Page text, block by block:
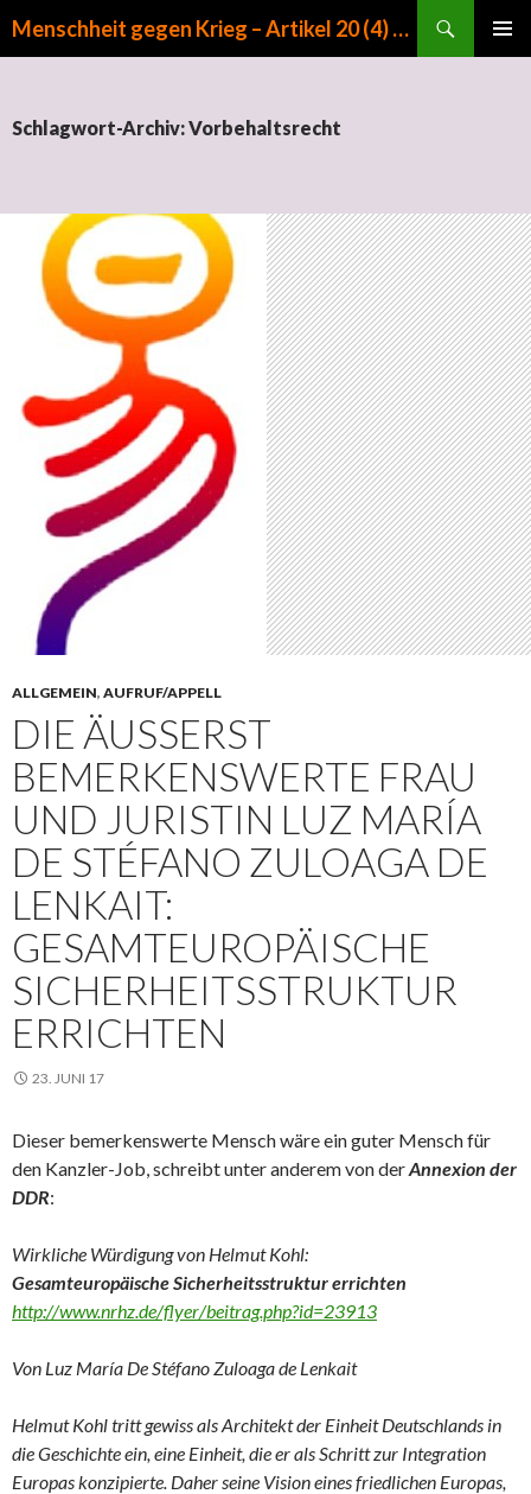
Menschheit gegen Krieg – Artikel 20 (4) GG
Schlagwort-Archiv: Vorbehaltsrecht
ALLGEMEIN, AUFRUF/APPELL
DIE ÄUSSERST B
EMERKENSWERTE FRAU U
ND JURISTIN LUZ MARÍA D
E STÉFANO ZULOAGA DE L
ENKAIT: G
ESAMTEUROPÄISCHE S
ICHERHEITSSTRUKTUR E
RRICHTEN
23. JUNI 17
Dieser bemerkenswerte Mensch wäre ein guter Mensch für
den Kanzler-Job, schreibt unter anderem von derAnnexion der
DDR:
Wirkliche Würdigung von Helmut Kohl:
Gesamteuropäische Sicherheitsstruktur errichten
http://www.nrhz.de/flyer/beitrag.php?id=23913
Von Luz María De Stéfano Zuloaga de Lenkait
Helmut Kohl tritt gewiss als Architekt der Einheit Deutschlands in
die Geschichte ein, eine Einheit, die er als Schritt zur Integration
Europas konzipierte. Daher seine Vision eines friedlichen Europas,